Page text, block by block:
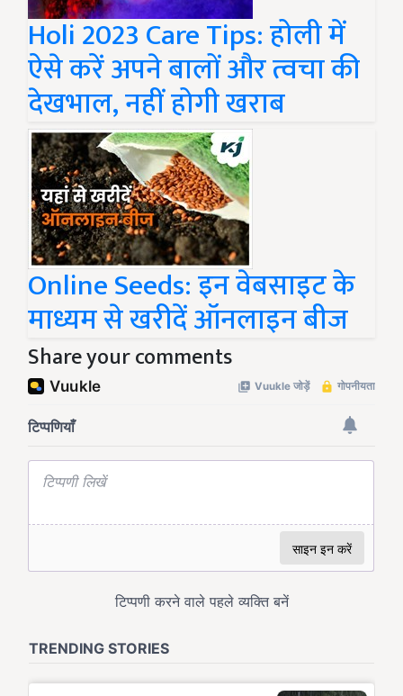
Holi 2023 Care Tips: होली में
ऐसे करें अपने बालों और त्वचा की
देखभाल, नहीं होगी खराब
Online Seeds: इन वेबसाइट के
माध्यम से खरीदें ऑनलाइन बीज
Share your comments